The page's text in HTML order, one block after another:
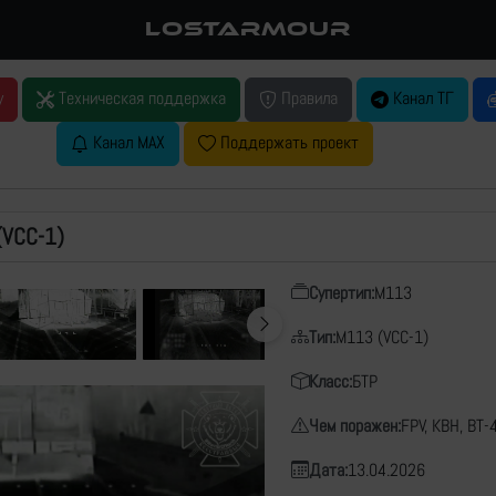
LOSTARMOUR
Техническая поддержка Правила
Канал ТГ
Канал MAX
Поддержать проект
1)
Супертип:M113
Тип:M113 (VCC-1)
Класс:БТР
Чем поражен:FPV, КВН, ВТ-
Дата:13.04.2026